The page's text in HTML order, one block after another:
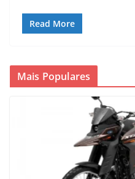
Read More
Mais Populares